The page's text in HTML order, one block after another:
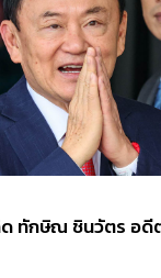
ด ทักษิณ ชินวัตร อ